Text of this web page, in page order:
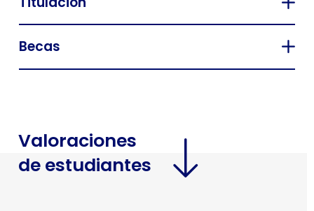
Becas
Valoraciones
de estudiantes